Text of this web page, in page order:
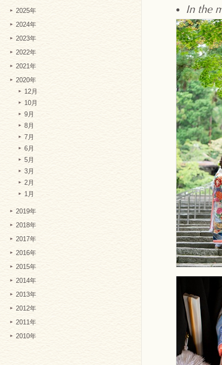
2025年
2024年
2023年
2022年
2021年
2020年
12月
10月
9月
8月
7月
6月
5月
3月
2月
1月
2019年
2018年
2017年
2016年
2015年
2014年
2013年
2012年
2011年
2010年
In the